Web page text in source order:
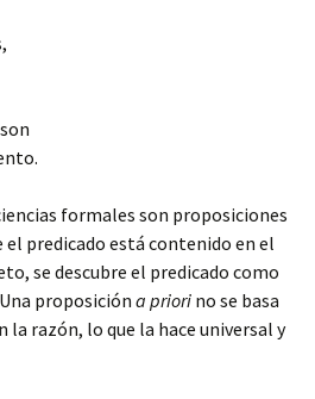
formales son proposiciones
el predicado está contenido en el
se descubre el predicado como
proposición a priori no se basa
la razón, lo que la hace universal y